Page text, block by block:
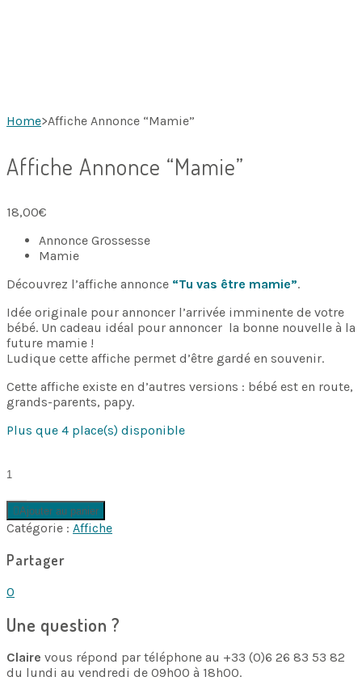
Home>Affiche Annonce “Mamie”
Affiche Annonce “Mamie”
18,00€
Annonce Grossesse
Mamie
Découvrez l’affiche annonce “Tu vas être mamie”.
Idée originale pour annoncer l’arrivée imminente de votre
bébé. Un cadeau idéal pour annoncer la bonne nouvelle à la
future mamie !
Ludique cette affiche permet d’être gardé en souvenir.
Cette affiche existe en d’autres versions : bébé est en route,
grands-parents, papy.
Plus que 4 place(s) disponible
Annonce
quantity
Ajouter au panier
Catégorie : Affiche
Partager
0
Une question ?
Claire vous répond par téléphone au +33 (0)6 26 83 53 82
du lundi au vendredi de 09h00 à 18h00.